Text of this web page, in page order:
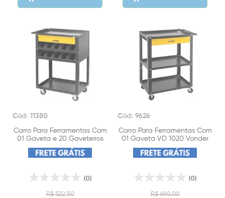
Cód: 11380
Carro Para Ferramentas Com
01 Gaveta e 20 Gaveteiros
VD1021 Vonder
(0)
R$ 522,50
Cód: 9626
Carro Para Ferramentas Com
01 Gaveta VD 1020 Vonder
(0)
R$ 690,00